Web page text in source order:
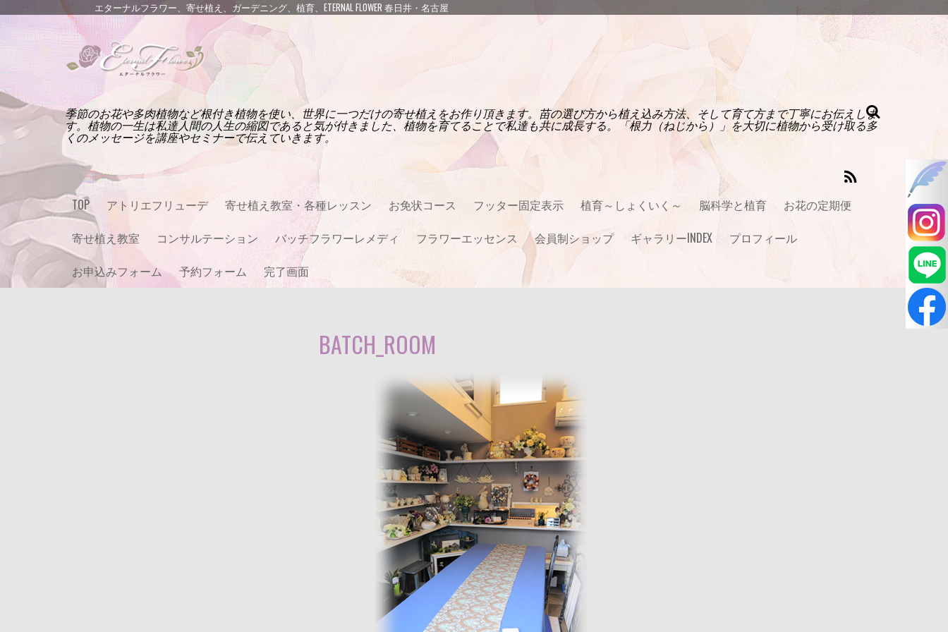
エターナルフラワー、寄せ植え、ガーデニング、植育、ETERNAL FLOWER 春日井・名古屋
季節のお花や多肉植物など根付き植物を使い、世界に一つだけの寄せ植えをお作り頂きます。苗の選び方から植え込み方法、そして育て方まで丁寧にお伝えしま
す。植物の一生は私達人間の人生の縮図であると気が付きました、植物を育てることで私達も共に成長する。「根力（ねじから）」を大切に植物から受け取る多
くのメッセージを講座やセミナーで伝えていきます。
TOP アトリエフリューデ 寄せ植え教室・各種レッスン お免状コース フッター固定表示 植育～しょくいく～ 脳科学と植育
お花の定期便
寄せ植え教室
コンサルテーション バッチフラワーレメディ フラワーエッセンス 会員制ショップ ギャラリーINDEX
プロフィール
お申込みフォーム
予約フォーム 完了画面
BATCH_ROOM